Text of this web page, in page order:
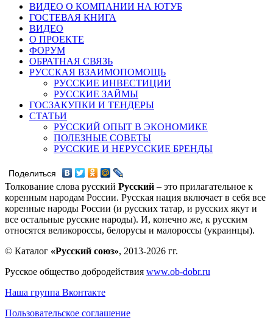
ВИДЕО О КОМПАНИИ НА ЮТУБ
ГОСТЕВАЯ КНИГА
ВИДЕО
О ПРОЕКТЕ
ФОРУМ
ОБРАТНАЯ СВЯЗЬ
РУССКАЯ ВЗАИМОПОМОЩЬ
РУССКИЕ ИНВЕСТИЦИИ
РУССКИЕ ЗАЙМЫ
ГОСЗАКУПКИ И ТЕНДЕРЫ
СТАТЬИ
РУССКИЙ ОПЫТ В ЭКОНОМИКЕ
ПОЛЕЗНЫЕ СОВЕТЫ
РУССКИЕ И НЕРУССКИЕ БРЕНДЫ
Поделиться
Толкование слова русский Русский – это прилагательное к
коренным народам России. Русская нация включает в себя все
коренные народы России (и русских татар, и русских якут и
все остальные русские народы). И, конечно же, к русским
относятся великороссы, белорусы и малороссы (украинцы).
© Каталог «Русский союз», 2013-2026 гг.
Русское общество добродействия www.ob-dobr.ru
Наша группа Вконтакте
Пользовательское соглашение